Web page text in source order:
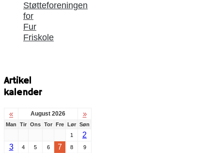
Støtteforeningen
for
Fur
Friskole
Artikel
kalender
« August 2026 »
Man Tir Ons Tor Fre Lør Søn
1
2
3
4 5 6 7 8
9